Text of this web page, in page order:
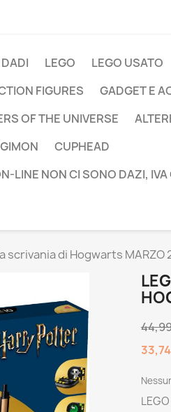
LEGO LEGO USATO
FIGURES GADGET E
OF THE UNIVERSE
CUPHEAD
LINE NON CI SONO DAZI,
scrivania di Hogwarts MARZO